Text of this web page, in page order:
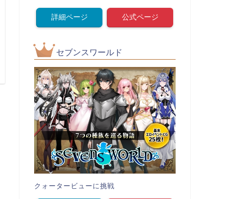
詳細ページ 公式ページ
セブンスワールド
クォータービューに挑戦